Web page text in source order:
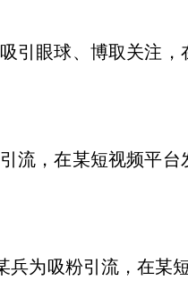
引眼球、博取关注，
流，在某短视频平台
兵为吸粉引流，在某